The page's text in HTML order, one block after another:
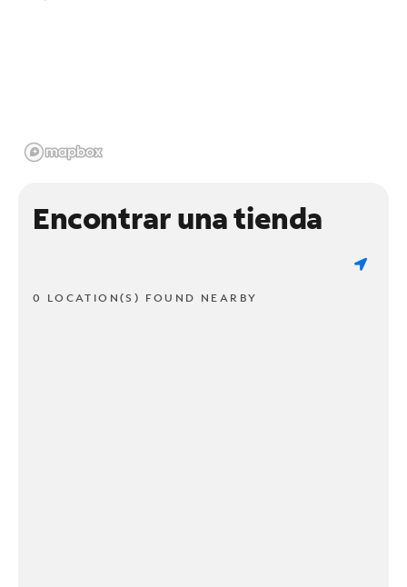
Encontrar una tienda
0 LOCATION(S) FOUND NEARBY